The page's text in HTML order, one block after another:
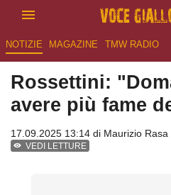
NOTIZIE MAGAZINE TMW RADIO
Rossettini:
avere più fame
17.09.2025 13:14 di Maurizio Rasa
VEDI LETTURE